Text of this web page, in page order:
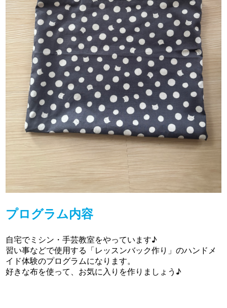
プログラム内容
自宅でミシン・手芸教室をやっています♪
習い事などで使用する「レッスンバック作り」のハンドメ
イド体験のプログラムになります。
好きな布を使って、お気に入りを作りましょう♪